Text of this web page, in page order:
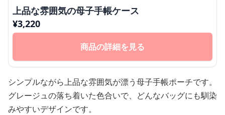
上品な雰囲気の母子手帳ケース
¥3,220
商品の詳細を見る
シンプルながら上品な雰囲気が漂う母子手帳ポーチです。
グレージュの落ち着いた色合いで、どんなバッグにも馴染
みやすいデザインです。